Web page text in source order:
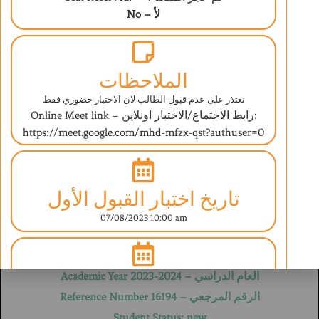
ABAQ AL ILM INTERNATIONAL SCHOOL
UNDER THE SUPERVISION OF THE MINISTRY OF EDUCATION
ESTABLISHED IN SEPT 2006 LICENSE NO. (520-4764)/(520-4762)
BRITISH CURRICULUM
استمارة تسجيل بيانات طالب
Student Information Form
العام الدراسي – Academic Year 2023-2024
الرقم المرجعي – Reference Number 16194
No – لأ
الملاحظات
نعتذر على عدم قبول الطالب لان الاختبار حضوري فقط
Online Meet link – رابط الاجتماع/الاختبار اونلاين:
https://meet.google.com/mhd-mfzx-qst?authuser=0
تاريخ اختبار القبول الأول
07/08/2023 10:00 am
تاريخ اختبار القبول الثاني
غير مطلوب